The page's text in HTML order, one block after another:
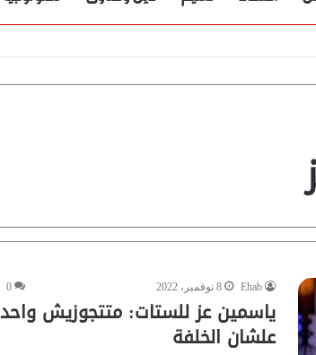
Ehab 8 نوفمبر، 2022 0
ياسمين عز للستات: متتجوزيش واحد
علشان الخلفة